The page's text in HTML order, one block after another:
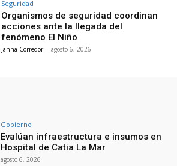
Seguridad
Organismos de seguridad coordinan
acciones ante la llegada del
fenómeno El Niño
Janna Corredor - agosto 6, 2026
Gobierno
Evalúan infraestructura e insumos en
Hospital de Catia La Mar
agosto 6, 2026